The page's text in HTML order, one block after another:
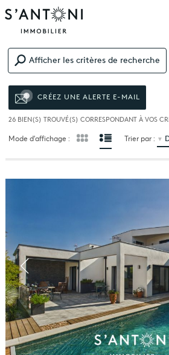
Afficher les critères de recherche
CRÉEZ UNE ALERTE E-MAIL
26BIEN(S) TROUVÉ(S) CORRESPONDANT À VOS
Mode d’affichage : Trier par :